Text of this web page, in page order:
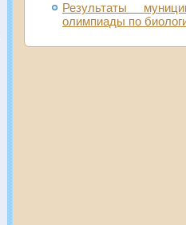
Результаты
олимпиады по